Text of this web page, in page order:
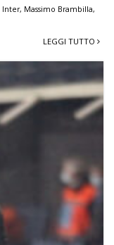
Inter, Massimo Brambilla,
LEGGI TUTTO